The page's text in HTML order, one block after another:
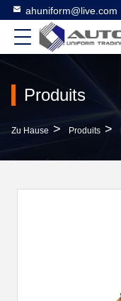
ahuniform@live.com
Produits
Zu Hause > Produits >